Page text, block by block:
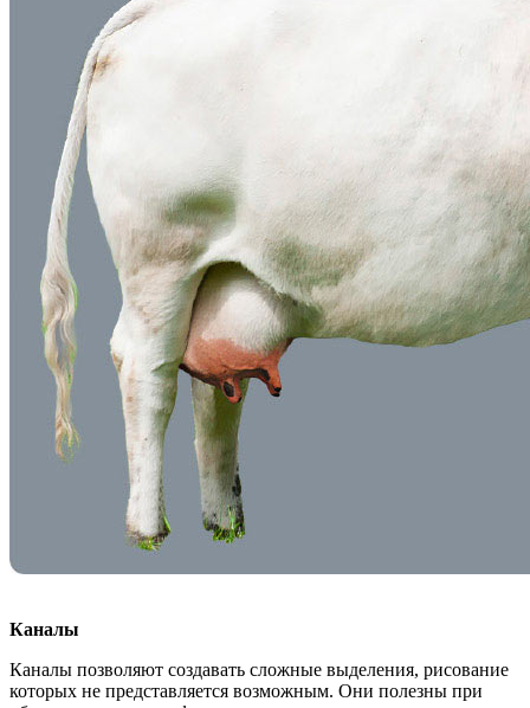
Каналы
Каналы позволяют создавать сложные выделения, рисование
которых не представляется возможным. Они полезны при